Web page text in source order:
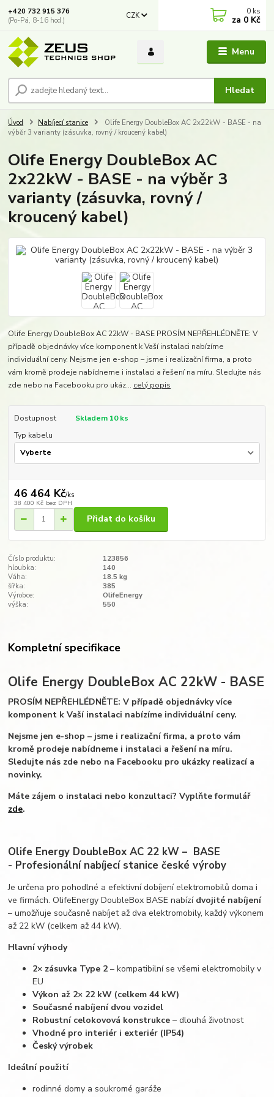
Menu
CZK
Hledat
+420 732 915 376
(Po-Pá, 8-16 hod.)
0 ks
za 0 Kč
Úvod Nabíjecí stanice
Olife Energy DoubleBox AC 2x22kW - BASE - na
výběr 3 varianty (zásuvka, rovný / kroucený kabel)
Olife Energy DoubleBox AC
2x22kW - BASE - na výběr 3
varianty (zásuvka, rovný /
kroucený kabel)
Olife Energy DoubleBox AC 22kW - BASE PROSÍM NEPŘEHLÉDNĚTE: V
případě objednávky více komponent k Vaší instalaci nabízíme
individuální ceny. Nejsme jen e-shop – jsme i realizační firma, a proto
vám kromě prodeje nabídneme i instalaci a řešení na míru. Sledujte nás
zde nebo na Facebooku pro ukáz... celý popis
Dostupnost
Skladem 10 ks
Typ kabelu
46 464 Kč/ks
38 400 Kč bez DPH
Přidat do košíku
Číslo produktu:
123856
hloubka:
140
Váha:
18.5 kg
šířka:
385
Výrobce:
OlifeEnergy
výška:
550
Kompletní specifikace
Olife Energy DoubleBox AC 22kW - BASE
PROSÍM NEPŘEHLÉDNĚTE: V případě objednávky více
komponent k Vaší instalaci nabízíme individuální ceny.
Nejsme jen e-shop – jsme i realizační firma, a proto vám
kromě prodeje nabídneme i instalaci a řešení na míru.
Sledujte nás zde nebo na Facebooku pro ukázky realizací a
novinky.
Máte zájem o instalaci nebo konzultaci? Vyplňte formulář
zde.
Olife Energy DoubleBox AC 22 kW – BASE
- Profesionální nabíjecí stanice české výroby
Je určena pro pohodlné a efektivní dobíjení elektromobilů doma i
ve firmách. OlifeEnergy DoubleBox BASE nabízí dvojité nabíjení
– umožňuje současně nabíjet až dva elektromobily, každý výkonem
až 22 kW (celkem až 44 kW).
Hlavní výhody
2× zásuvka Type 2 – kompatibilní se všemi elektromobily v
EU
Výkon až 2× 22 kW (celkem 44 kW)
Současné nabíjení dvou vozidel
Robustní celokovová konstrukce – dlouhá životnost
Vhodné pro interiér i exteriér (IP54)
Český výrobek
Ideální použití
rodinné domy a soukromé garáže